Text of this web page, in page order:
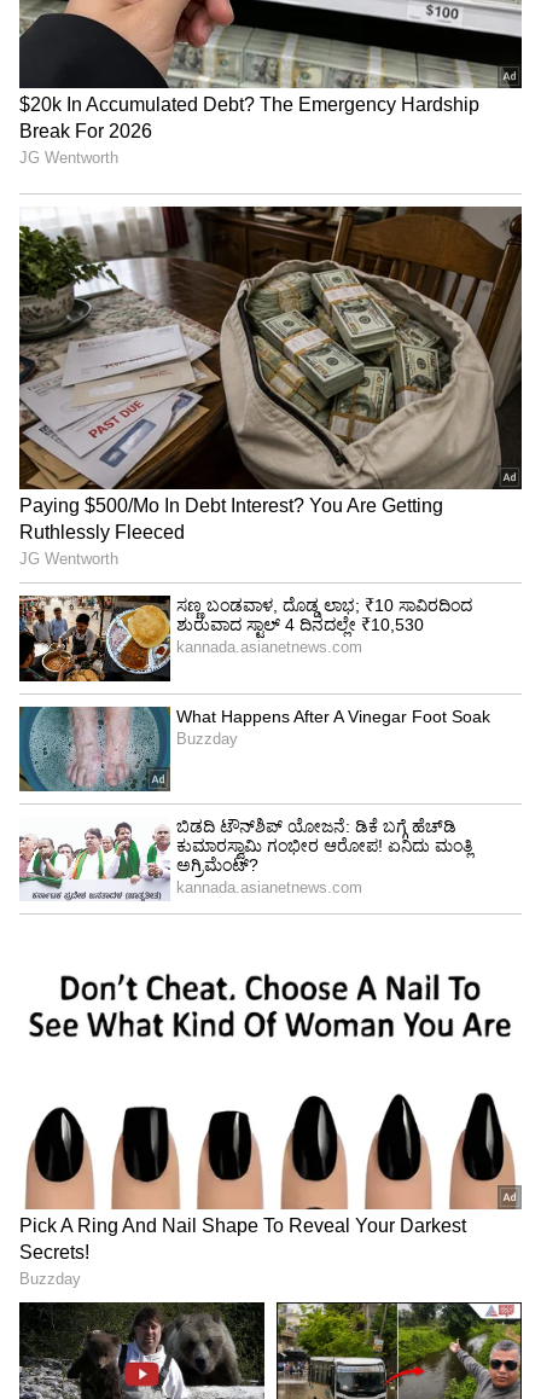
ಈಕ್ವಿಟಿಗಳಲ್ಲೂ ಹೂಡಿಕೆ ಮಾಡುತ್ತಿದ್ದೇವೆ, ಅವಕಾಶ ಸಿಕ್ಕಿದರೆ
ದೊಡ್ಡ ಮೊತ್ತದ ಹೂಡಿಕೆ ಮಾಡ್ತೀವಿ. ಅಷ್ಟೇ ಅಲ್ಲದೆ ನಿವೃತ್ತಿ
ನಿಧಿಗೂ ಹಣ ಹಾಕ್ತೀವಿ. ಮಗಳ ಭವಿಷ್ಯವನ್ನು ಭದ್ರ ಮಾಡಲು
ಸರ್ಕಾರಿ ಯೋಜನೆಯಲ್ಲಿ ಕೂಡ ಹೂಡಿಕೆ ಮಾಡ್ತೀವಿ ಎಂದು
ಈ ದಂಪತಿ ಹೇಳಿಕೊಂಡಿದೆ.
4
5
Image Credit : Asianet News
ಜನರು ಏನೇನು ಹೇಳಿದ್ರು?
ಇದನ್ನು ನೋಡಿ ಅನೇಕರು ಖುಷಿ ಪಟ್ಟರೆ, ಇನ್ನೂ ಕೆಲವರು
ಆಗುತ್ತದೆ, ಎಲ್ಲರಿಗೂ ಹೂಡಿಕೆ ಮಾಡಲು ಇಷ್ಟೆಲ್ಲ ಹಣ
ಇರೋದಿಲ್ಲ” ಎಂದು ಓರ್ವ ದಂಪತಿ ಹೇಳಿದೆ. ಇನ್ನೋರ್ವ
ಹೂಡಿಕೆ ಮಾಡ್ತಿರುವ ನಿರ್ದಿಷ್ಟ ಫಂಡ್‌ ಯಾವುವು” ಎಂದು
ಇನ್ನೂ ಕೆಲವರು ಕಾಮಿಡಿ ಮಾಡಿದ್ದಾರೆ.
5
5